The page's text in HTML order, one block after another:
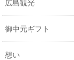
広島観光
御中元ギフト
想い